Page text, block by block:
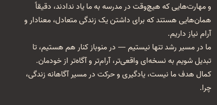
و مهارت‌هایی که هیچ‌وقت در مدرسه به ما یاد ندادند، دقیقاً
همان‌هایی هستند که برای داشتن یک زندگی متعادل، معنا‌دار و
آرام نیاز داریم.
ما در مسیر رشد تنها نیستیم — در منوباز کنار هم هستیم، تا
تبدیل شویم به نسخه‌ای واقعی‌تر، آرام‌تر و آگاه‌تر از خودمان.
کمال هدف ما نیست، یادگیری و حرکت در مسیر آگاهانه زندگی،
چرا.